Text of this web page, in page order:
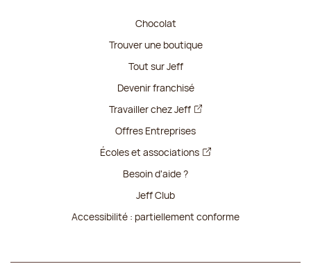
Chocolat
Trouver une boutique
Tout sur Jeff
Devenir franchisé
Travailler chez Jeff
Offres Entreprises
Écoles et associations
Besoin d'aide ?
Jeff Club
Accessibilité : partiellement conforme